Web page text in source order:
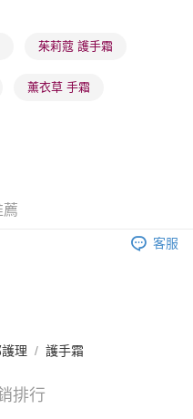
免運費
機分配至SF順豐速運或京東
免運費
免運費
貨後2-5個工作天到店，3天內
天送達
茱莉蔻 護手霜
薰衣草 手霜
薦
客服
理 護手霜
排行